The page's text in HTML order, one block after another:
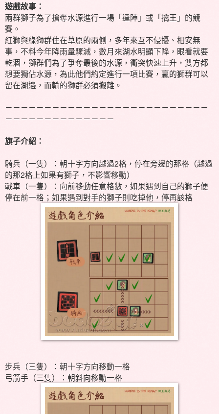
遊戲故事：
兩群獅子為了搶奪水源進行一場「達陣」或「擒王」的競
賽。
紅獅與綠獅群住在草原的兩側，多年來互不侵擾、相安無
事，不料今年降雨量驟減，數月來湖水明顯下降，眼看就要
乾涸，獅群們為了爭奪最後的水源，衝突快速上升，雙方都
想要獨佔水源，為此他們約定進行一項比賽，贏的獅群可以
留在湖邊，而輸的獅群必須搬離。
－－－－－－－－－－－－－－－－－－－－－－－－－－
－－－－－－－－－－－－－－
旗子介紹：
騎兵（一隻）：朝十字方向越過2格，停在旁邊的那格（越過
的那2格上如果有獅子，不影響移動）
戰車（一隻）：向前移動任意格數，如果遇到自己的獅子便
停在前一格；如果遇到對手的獅子則吃掉他，停再該格
步兵（三隻）：朝十字方向移動一格
弓箭手（三隻）：朝斜向移動一格